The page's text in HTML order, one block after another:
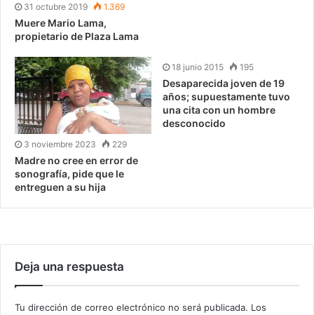
31 octubre 2019 1.369
Muere Mario Lama,
propietario de Plaza Lama
3 noviembre 2023 229
Madre no cree en error de
sonografía, pide que le
entreguen a su hija
18 junio 2015 195
Desaparecida joven de 19
años; supuestamente tuvo
una cita con un hombre
desconocido
Deja una respuesta
Tu dirección de correo electrónico no será publicada. Los